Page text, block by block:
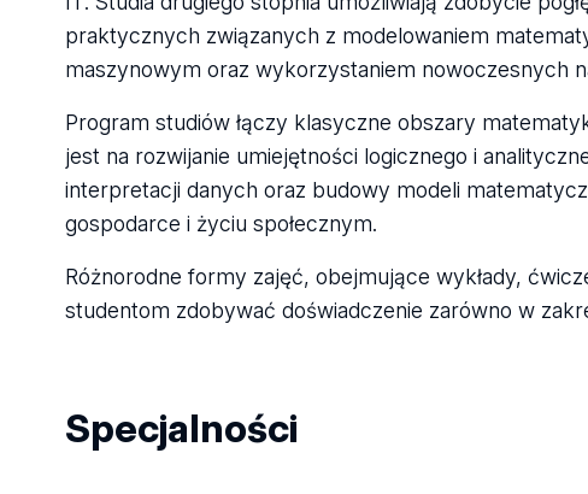
praktycznych związanych z modelowaniem
maszynowym oraz wykorzystaniem nowoczesnych
Program studiów łączy klasyczne obszary
jest na rozwijanie umiejętności logicznego i
interpretacji danych oraz budowy modeli
gospodarce i życiu społecznym.
Różnorodne formy zajęć, obejmujące wykłady,
studentom zdobywać doświadczenie zarówno w
Specjalności